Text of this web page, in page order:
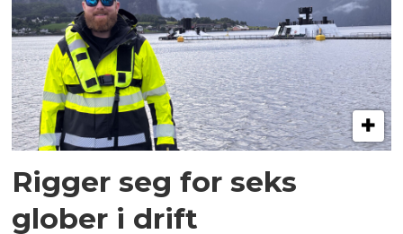
Rigger seg for seks
glober i drift